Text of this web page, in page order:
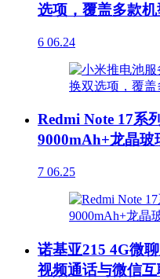
选项，覆盖多款机
6 06.24
Redmi Note 17系
9000mAh+龙晶玻
7 06.25
诺基亚215 4G微
视频通话与微信互